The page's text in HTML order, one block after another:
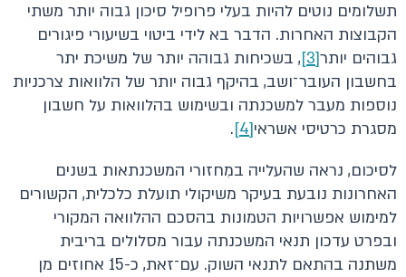
תשלומים נוטים להיות בעלי פרופיל סיכון גבוה יותר משתי
הקבוצות האחרות. הדבר בא לידי ביטוי בשיעורי פיגורים
גבוהים יותר[3]
, בשכיחות גבוהה יותר של משיכת יתר
בחשבון העובר־ושב, בהיקף גבוה יותר של הלוואות צרכניות
נוספות מעבר למשכנתה ובשימוש בהלוואות על חשבון
מסגרת כרטיסי אשראי[4]
.
לסיכום, נראה שהעלייה במִחזורי המשכנתאות בשנים
האחרונות נובעת בעיקר משיקולי תועלת כלכלית, הקשורים
למימוש אפשרויות הטמונות בהסכם ההלוואה המקורי
ובפרט עדכון תנאי המשכנתה עבור מסלולים בריבית
משתנה בהתאם לתנאי השוק. עם־זאת, כ-15 אחוזים מן